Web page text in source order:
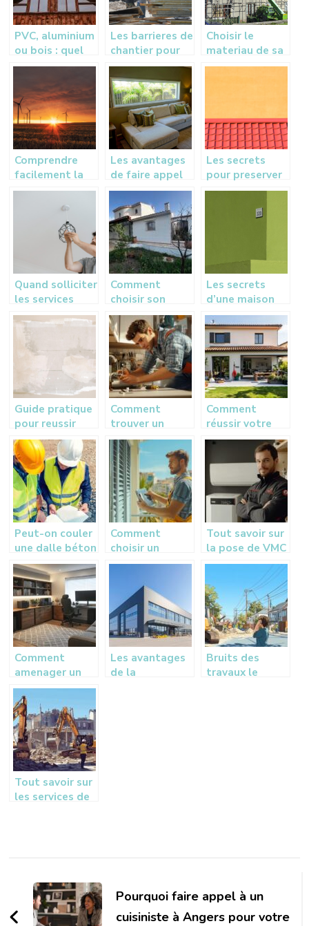
PVC, aluminium
ou bois : quel
matériau
fenêtres,
portes et
huisseries ?
Les barrieres de
chantier pour
les entreprises
Choisir le
materiau de sa
toiture
Comprendre
facilement la
transition
ecologique en
Les avantages
de faire appel
aux services
d’une
entreprise de
vitrerie
Les secrets
pour preserver
et maintenir
en excellent
Quand solliciter
les services
d’un electricien
a Caen ?
Comment
choisir son
entreprise de
ravalement de
facade a
Toulon ?
Les secrets
d’une maison
eco-
energetique :
l’importance de
l’isolation
Guide pratique
pour reussir
votre projet de
renovation
etape par
etape
Comment
trouver un
plombier à
Vannes pour
vos urgences et
projets de
rénovation
Comment
réussir votre
projet
d’extension de
maison à
Toulouse
Peut-on couler
une dalle béton
directement
sur la terre ?
Comment
choisir un
expert en
à Nice pour
votre
installation
Tout savoir sur
la pose de VMC
par une
à Bordeaux
Comment
amenager un
sous-sol semi-
enterre ? Guide
complet pour
une ventilation
optimale
Les avantages
de la
Bruits des
travaux le
Tout savoir sur
les services de
d'article
Pourquoi faire appel à un
cuisiniste à Angers pour votre